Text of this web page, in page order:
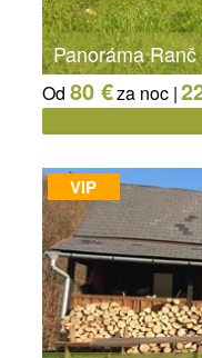
Panoráma
Od 80 €za noc |
VIP